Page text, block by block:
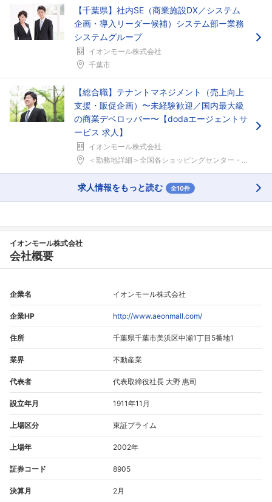
【千葉県】社内SE（商業施設DX／システム
企画・導入リーダー候補）システム部ー業務
システムグループ
イオンモール株式会社
千葉市
【総合職】テナントマネジメント（売上向上
支援・販促企画）〜未経験歓迎／国内最大級
の商業デベロッパー〜【dodaエージェントサ
ービス 求人】
イオンモール株式会社
＜勤務地詳細＞全国各ショッピングセンター・事業所住...
求人情報をもっと読む 全10件
イオンモール株式会社
会社概要
企業名 イオンモール株式会社
企業HP http://www.aeonmall.com/
住所 千葉県千葉市美浜区中瀬1丁目5番地1
業界 不動産業
代表者 代表取締役社長 大野 惠司
設立年月 1911年11月
上場区分 東証プライム
上場年 2002年
証券コード 8905
決算月 2月